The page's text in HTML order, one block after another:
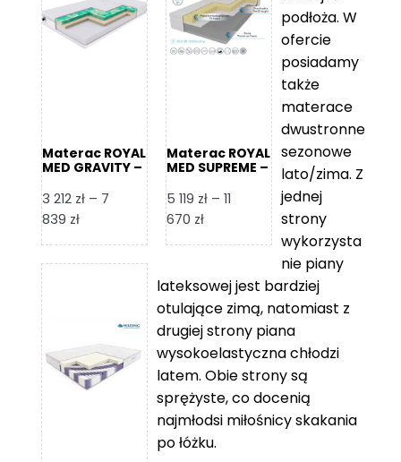
8
739 zł
6
044 zł
Materac ROYAL
MED GRAVITY –
3 212 zł – 7
839 złZakres
od
839 zł
Materac ROYAL
MED SUPREME –
5 119 zł – 11
670 złZakres
5
119 zł
do
670 zł
podłoża. W
ofercie
posiadamy
także
materace
dwustronne
sezonowe
lato/zima. Z
jednej
strony
wykorzysta
nie piany
lateksowej jest bardziej
otulające zimą, natomiast z
drugiej strony piana
wysokoelastyczna chłodzi
latem. Obie strony są
sprężyste, co docenią
najmłodsi miłośnicy skakania
po łóżku.